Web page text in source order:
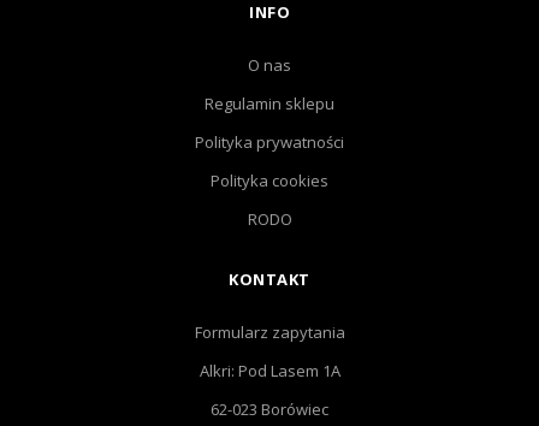
INFO
O nas
Regulamin sklepu
Polityka prywatności
Polityka cookies
RODO
KONTAKT
Formularz zapytania
Alkri: Pod Lasem 1A
62-023 Borówiec